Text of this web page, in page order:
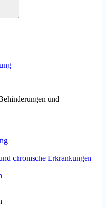
und
chronische Erkrankungen